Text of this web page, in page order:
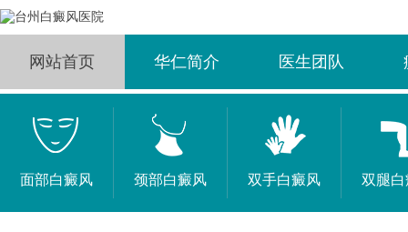
网站首页 华仁简介 医生团队
面部白癜风 颈部白癜风 双手白癜风 双腿